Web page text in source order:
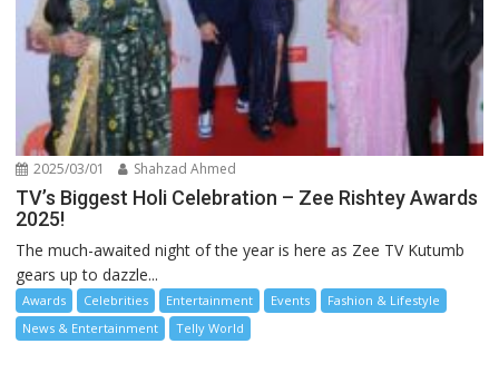
2025/03/01 Shahzad Ahmed
TV’s Biggest Holi Celebration – Zee Rishtey Awards
2025!
The much-awaited night of the year is here as Zee TV Kutumb
gears up to dazzle...
Awards Celebrities Entertainment Events
Fashion & Lifestyle
News & Entertainment
Telly World